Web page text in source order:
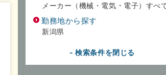
メーカー（機械・電気・電子）すべ
勤務地から探す
新潟県
- 検索条件を閉じる